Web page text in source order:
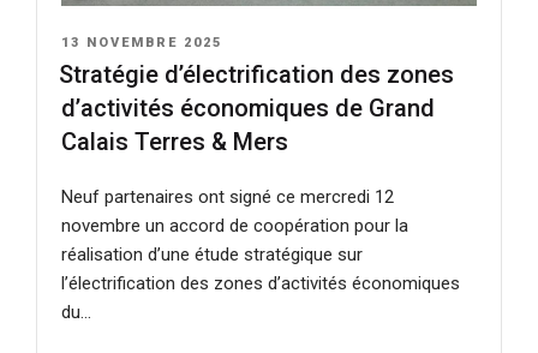
PUBLIÉ
LE
13 NOVEMBRE 2025
Stratégie d’électrification des zones
d’activités économiques de Grand
Calais Terres & Mers
Neuf partenaires ont signé ce mercredi 12
novembre un accord de coopération pour la
réalisation d’une étude stratégique sur
l’électrification des zones d’activités économiques
du…